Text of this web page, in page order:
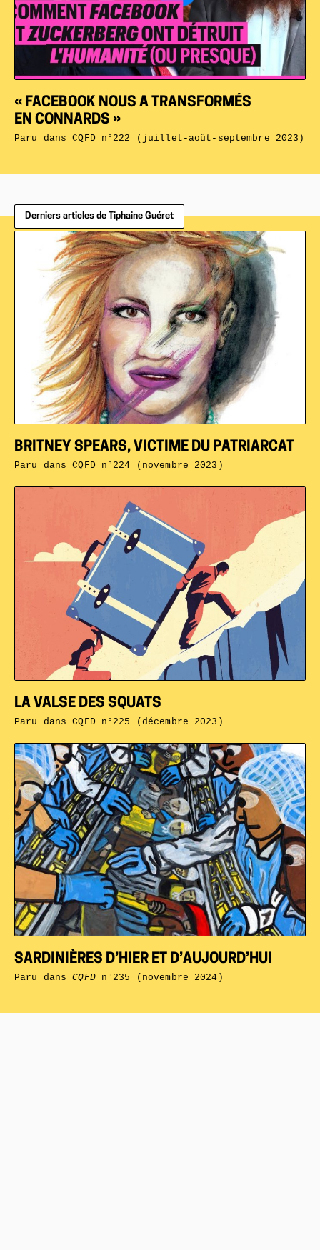
« FACEBOOK NOUS A TRANSFORMÉS
EN CONNARDS »
Paru dansCQFD n°222 (juillet-août-septembre 2023)
Derniers articles de Tiphaine Guéret
SARDINIÈRES D’HIER ET D’AUJOURD’HUI
Paru dansCQFDn°235 (novembre 2024)
LA VALSE DES SQUATS
Paru dansCQFD n°225 (décembre 2023)
BRITNEY SPEARS, VICTIME DU PATRIARCAT
Paru dansCQFD n°224 (novembre 2023)